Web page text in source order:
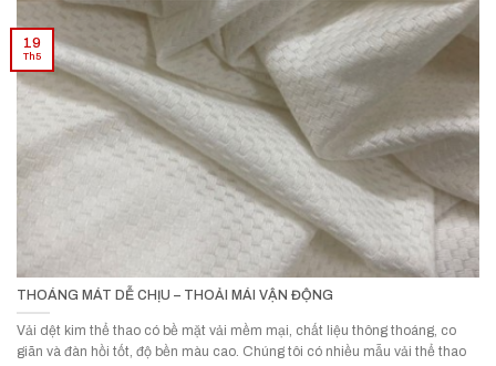
THOÁNG MÁT DỄ CHỊU – THOẢI MÁI VẬN ĐỘNG
Vải dệt kim thể thao có bề mặt vải mềm mại, chất liệu thông thoáng, co
giãn và đàn hồi tốt, độ bền màu cao. Chúng tôi có nhiều mẫu vải thể thao
19
Th5